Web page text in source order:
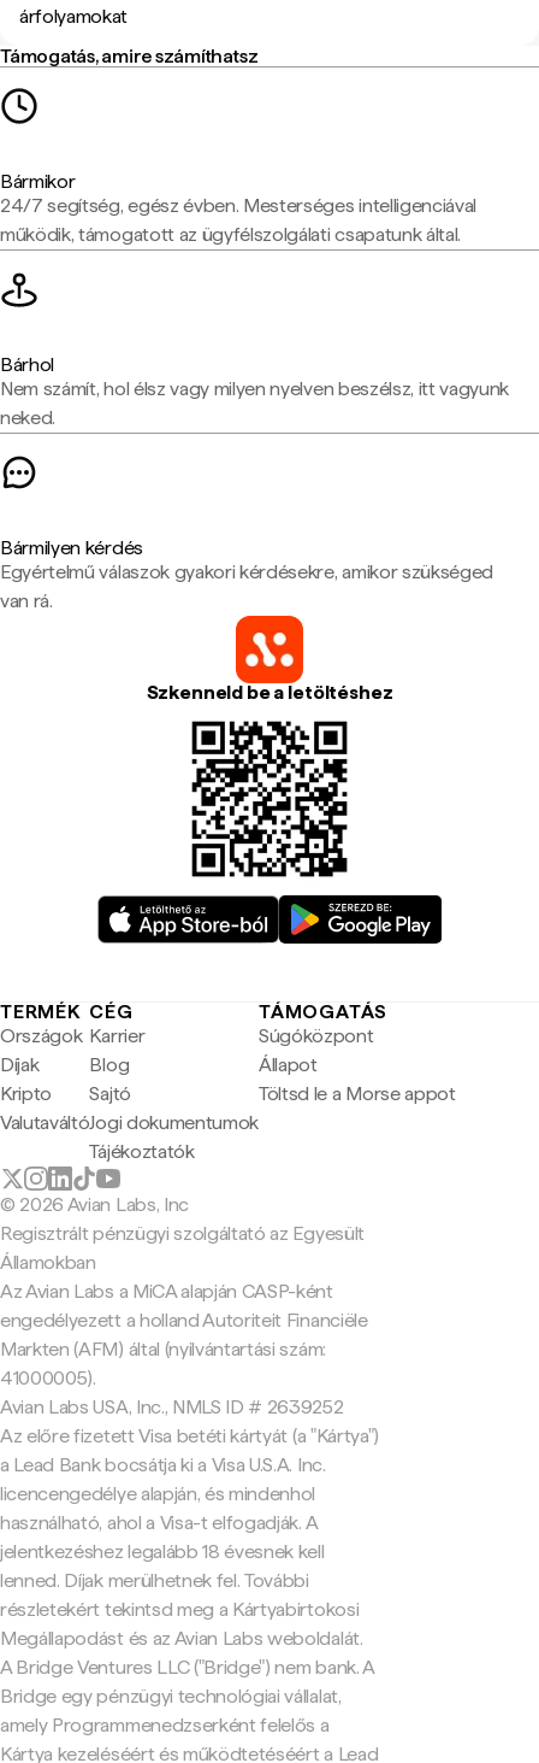
árfolyamokat
Támogatás, amire számíthatsz
Bármikor
24/7 segítség, egész évben. Mesterséges intelligenciával
működik, támogatott az ügyfélszolgálati csapatunk által.
Bárhol
Nem számít, hol élsz vagy milyen nyelven beszélsz, itt vagyunk
neked.
Bármilyen kérdés
Egyértelmű válaszok gyakori kérdésekre, amikor szükséged
van rá.
Szkenneld be a letöltéshez
TERMÉK
Országok
Díjak
Kripto
Valutaváltó
CÉG
Karrier
Blog
Sajtó
Jogi dokumentumok
Tájékoztatók
TÁMOGATÁS
Súgóközpont
Állapot
Töltsd le a Morse appot
© 2026 Avian Labs, Inc
Regisztrált pénzügyi szolgáltató az Egyesült
Államokban
Az Avian Labs a MiCA alapján CASP-ként
engedélyezett a holland Autoriteit Financiële
Markten (AFM) által (nyilvántartási szám:
41000005).
Avian Labs USA, Inc., NMLS ID # 2639252
Az előre fizetett Visa betéti kártyát (a "Kártya")
a Lead Bank bocsátja ki a Visa U.S.A. Inc.
licencengedélye alapján, és mindenhol
használható, ahol a Visa-t elfogadják. A
jelentkezéshez legalább 18 évesnek kell
lenned. Díjak merülhetnek fel. További
részletekért tekintsd meg a Kártyabirtokosi
Megállapodást és az Avian Labs weboldalát.
A Bridge Ventures LLC ("Bridge") nem bank. A
Bridge egy pénzügyi technológiai vállalat,
amely Programmenedzserként felelős a
Kártya kezeléséért és működtetéséért a Lead